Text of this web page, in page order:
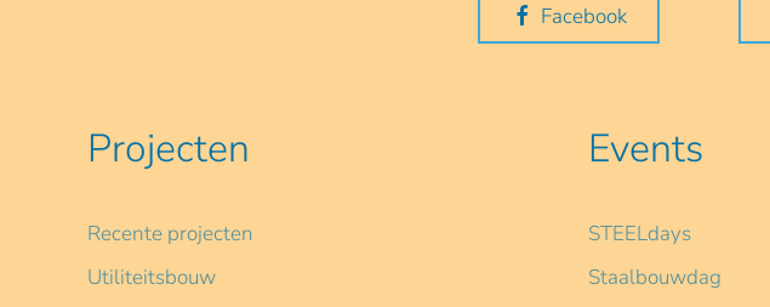
Facebook
Projecten
Recente projecten
Utiliteitsbouw
Events
STEELdays
Staalbouwdag